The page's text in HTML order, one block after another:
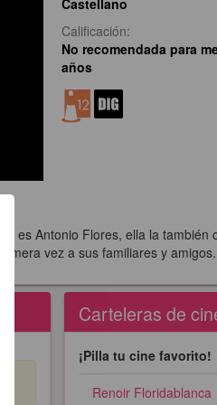
Calificación:
No recomendada para
años
es Antonio Flores, ella la también
vez a sus familiares y amigos.
Carteleras de
¡Pilla tu cine favorito!
Renoir Floridablanca